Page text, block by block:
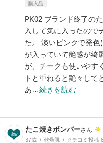
購入品
PK02 ブランド終了の
入して気に入ったので
た。 淡いピンクで発
が入っていて艶感が綺
が、チークも使いやす
トと重ねると艶々して
あ…続きを読む
たこ焼きボンバーさん
37歳 乾燥肌 クチコミ投稿